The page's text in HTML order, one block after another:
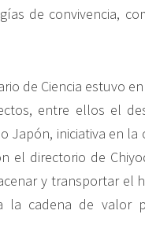
de convivencia,
de Ciencia estuvo
entre ellos el
Japón, iniciativa en
el directorio de
y transportar el
la cadena de valor